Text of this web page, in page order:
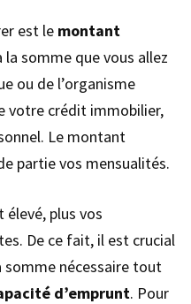
est le montant
la somme que vous allez
ou de l’organisme
votre crédit immobilier,
Le montant
partie vos mensualités.
plus vos
De ce fait, il est crucial
nécessaire tout
d’emprunt. Pour